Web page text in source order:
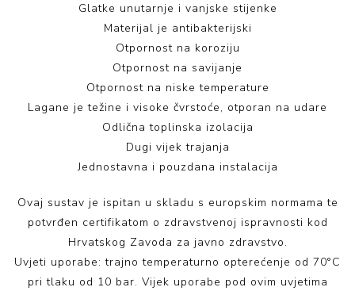
Glatke unutarnje i vanjske stijenke
Materijal je antibakterijski
Otpornost na koroziju
Otpornost na savijanje
Otpornost na niske temperature
Lagane je težine i visoke čvrstoće, otporan na udare
Odlična toplinska izolacija
Dugi vijek trajanja
Jednostavna i pouzdana instalacija
Ovaj sustav je ispitan u skladu s europskim normama te
potvrđen certifikatom o zdravstvenoj ispravnosti kod
Hrvatskog Zavoda za javno zdravstvo.
Uvjeti uporabe: trajno temperaturno opterećenje od 70°C
pri tlaku od 10 bar. Vijek uporabe pod ovim uvjetima